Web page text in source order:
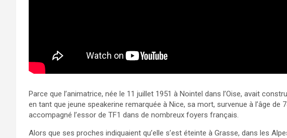
Parce que l’animatrice, née le 11 juillet 1951 à Nointel dans l’Oise, avait
en tant que jeune speakerine remarquée à Nice, sa mort, survenue à l’âge de
accompagné l’essor de TF1 dans de nombreux foyers français.
Alors que ses proches indiquaient qu’elle s’est éteinte à Grasse, dans les